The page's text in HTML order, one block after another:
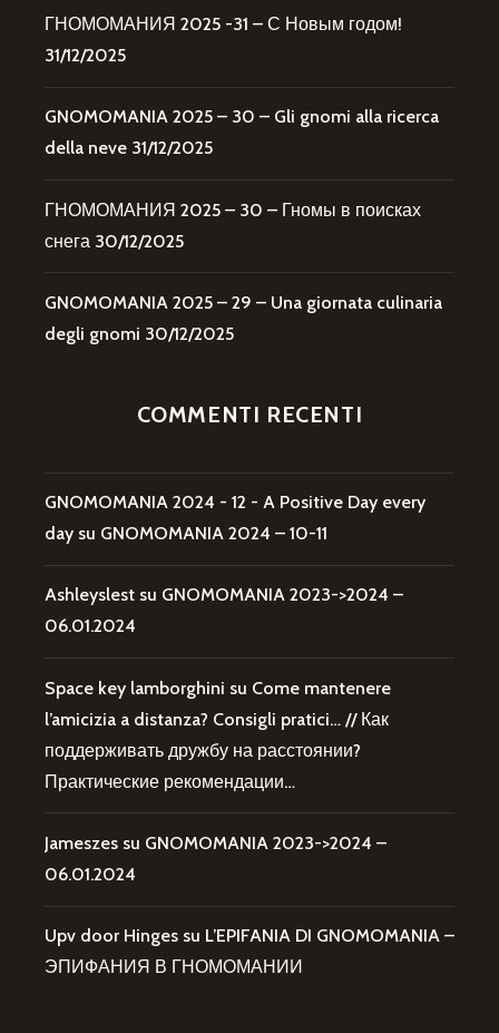
ГНОМОМАНИЯ 2025 -31 – С Новым годом!
31/12/2025
GNOMOMANIA 2025 – 30 – Gli gnomi alla ricerca
della neve 31/12/2025
ГНОМОМАНИЯ 2025 – 30 – Гномы в поисках
снега 30/12/2025
GNOMOMANIA 2025 – 29 – Una giornata culinaria
degli gnomi 30/12/2025
COMMENTI RECENTI
GNOMOMANIA 2024 - 12 - A Positive Day every
day su GNOMOMANIA 2024 – 10-11
Ashleyslest su GNOMOMANIA 2023->2024 –
06.01.2024
Space key lamborghini su Come mantenere
l’amicizia a distanza? Consigli pratici… // Как
поддерживать дружбу на расстоянии?
Практические рекомендации…
Jameszes su GNOMOMANIA 2023->2024 –
06.01.2024
Upv door Hinges su L’EPIFANIA DI GNOMOMANIA –
ЭПИФАНИЯ В ГНОМОМАНИИ